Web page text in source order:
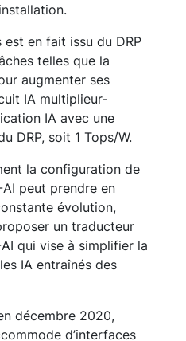
est en fait issu du DRP
telles que la
augmenter ses
IA multiplieur-
IA avec une
DRP, soit 1 Tops/W.
la configuration de
peut prendre en
évolution,
un traducteur
qui vise à simplifier la
IA entraînés des
décembre 2020,
d’interfaces